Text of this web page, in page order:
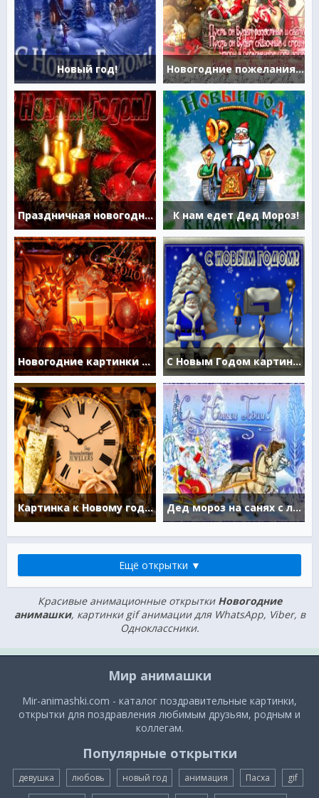
Новый год! Новогодние пожелания в картинках к году лошади
Праздничная новогодняя картинка К нам едет Дед Мороз!
Новогодние картинки анимация С Новым Годом картинки анимации
Картинка к Новому году с часами Дед мороз на санях с лошадьми
Ещё открытки ▼
Красивые анимационные открытки Новогодние
анимашки, картинки gif анимации для WhatsApp, Viber, в
Одноклассники.
Мир анимашки
Mir-animashki.com - каталог поздравительные картинки,
открытки для поздравления любимым друзьям, родным и
коллегам.
Популярные открытки
девушка любовь новый год анимация Пасха gif